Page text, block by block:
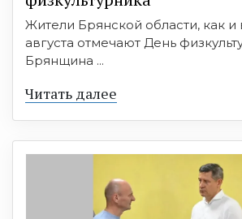
Жители Брянской области, как и
августа отмечают День
Брянщина ...
Читать далее